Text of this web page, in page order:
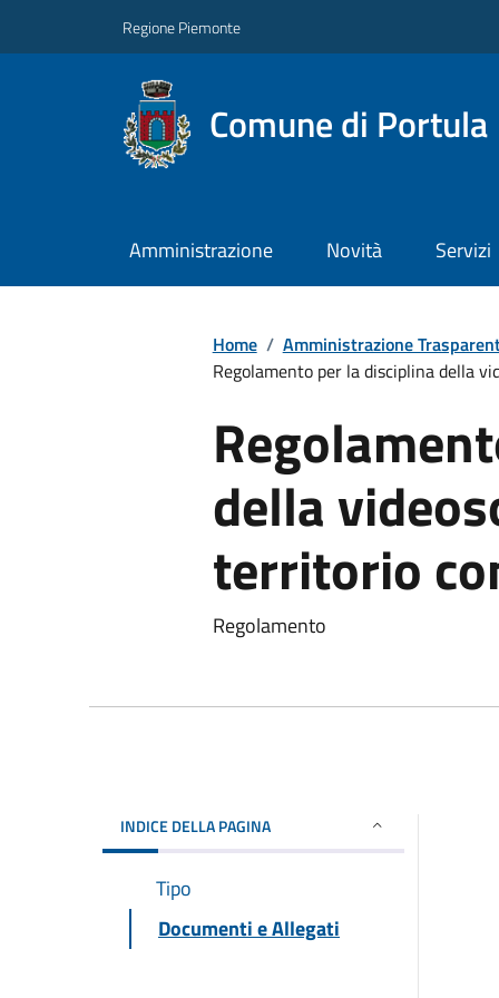
Regione Piemonte
Comune di Portula
Amministrazione Novità Servizi
Home / Amministrazione
Regolamento per la disciplina della
della
territorio
Regolamento
INDICE DELLA PAGINA
Tipo
Documenti e Allegati